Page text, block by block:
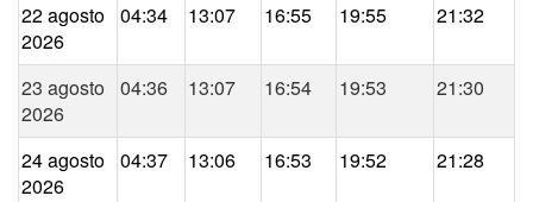
22 agosto
2026
04:34 13:07 16:55 19:55 21:32
23 agosto
2026
04:36 13:07 16:54 19:53 21:30
24 agosto
2026
04:37 13:06 16:53 19:52 21:28